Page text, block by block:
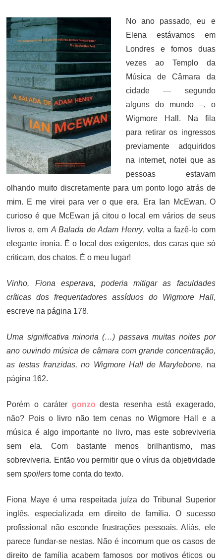
No ano passado, eu e
Elena estávamos em
Londres e fomos duas
vezes ao Templo da
Música de Câmara da
cidade — segundo
alguns do mundo –, o
Wigmore Hall. Na fila
para retirar os ingressos
previamente adquiridos
na internet, notei que as
pessoas estavam
olhando muito discretamente para um ponto logo atrás de
mim. E me virei para ver o que era. Era Ian McEwan. O
curioso é que McEwan já citou o local em vários de seus
livros e, emA Balada de Adam Henry, volta a fazê-lo com
elegante ironia. É o local dos exigentes, dos caras que só
criticam, dos chatos. É o meu lugar!
Vinho, Fiona esperava, poderia mitigar as faculdades
críticas dos frequentadores assíduos do Wigmore Hall,
escreve na página 178.
Uma significativa minoria (…) passava muitas noites por
ano ouvindo música de câmara com grande concentração,
as testas franzidas, no Wigmore Hall de Marylebone, na
página 162.
Porém o caráter gonzo desta resenha está exagerado,
não? Pois o livro não tem cenas no Wigmore Hall e a
música é algo importante no livro, mas este sobreviveria
sem ela. Com bastante menos brilhantismo, mas
sobreviveria. Então vou permitir que o vírus da objetividade
semspoilers tome conta do texto.
Fiona Maye é uma respeitada juíza do Tribunal Superior
inglês, especializada em direito de família. O sucesso
profissional não esconde frustrações pessoais. Aliás, ele
parece fundar-se nestas. Não é incomum que os casos de
direito de família acabem famosos por motivos éticos ou